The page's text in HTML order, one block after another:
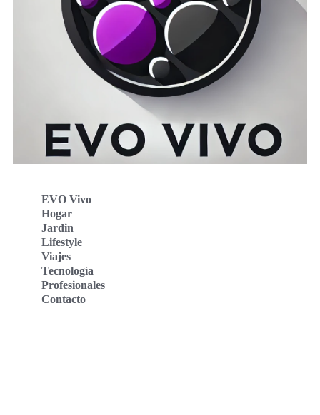
EVO Vivo
Hogar
Jardin
Lifestyle
Viajes
Tecnología
Profesionales
Contacto